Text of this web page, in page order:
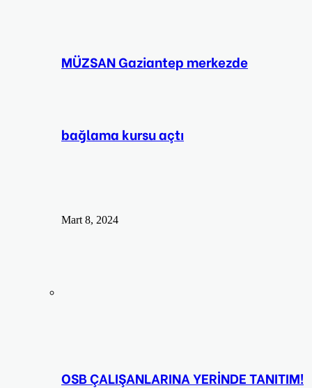
MÜZSAN Gaziantep merkezde
bağlama kursu açtı
Mart 8, 2024
OSB ÇALIŞANLARINA YERİNDE TANITIM!